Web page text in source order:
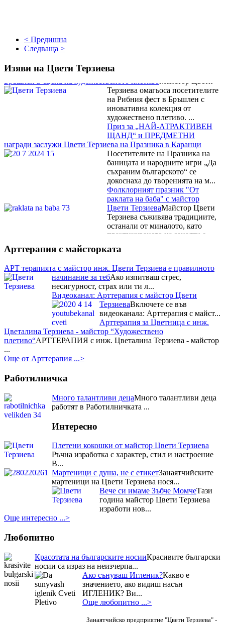
< Предишна
Следваща >
Изяви на Цвети Терзиевапревърна Рибния фест в
Бръшлен в сцена на художественото плетиво
Терзиева омагьоса посетителите
на Рибния фест в Бръшлен с
иновативна колекция от
художествено плетиво. ...
Приз за „НАЙ-АТРАКТИВЕН
ЩАНД“ и ПРЕДМЕТНИ
награди заслужи Цвети Терзиева на Празника в Каранци
Посетителите на Празника на
баницата и народните игри „Да
съхраним българското“ се
докоснаха до творенията на м...
Фолклорният празник "От
раклата на баба" с майстор
Цвети ТерзиеваМайстор Цвети
Терзиева съживява традициите,
останали от миналото, като
практикуването на занаяти е
Рибните изкушения на
майстор Цвети Терзиева
майсторски да премята
плетивата Цвети Терзиева е
готова да експериментира с
всякакви вкусове и рецепти. Тя
бе н...
Националният събор на овцевъдите в България и майстор
Цвети ТерзиеваЗапомнящо се
преживявание с майстор Цвети
Терзиева за почитателите на
от Празника на захарната метла и маджуна
кулинария и занаяти, както и за
успешно възраждане на
майстор Цвети Терзиева
Отрупаната трапеза с домашно
място в Кулинарния конкурс –
"Ястия от чесън" на Пра...
Приз за най-красив щанд за
Цвети Терзиева на Първия
национален „Фестивал на ореха”Журито в състав -
Арттерапия с майсторката
АРТ терапията с майстор инж. Цвети Терзиева е правилното
начинание за тебАко изпитваш стрес,
несигурност, страх или ти л...
Видеоканал: Арттерапия с майстор Цвети
ТерзиеваВключете се във
видеоканала: Арттерапия с майст...
Арттерапия за Цветница с инж.
Цветалина Терзиева - майстор “Художествено
плетиво“АРТТЕРАПИЯ с инж. Цветалина Терзиева - майстор
...
Още от Арттерапия ...>
Работилничка
Много талантливи децаМного талантливи деца
работят в Работилничката ...
Интересно
Плетени кокошки от майстор Цвети Терзиева
Ръчна изработка с характер, стил и настроение
В...
Мартеници с душа, не с етикетЗанаятчийските
мартеници на Цвети Терзиева нося...
Вече си имаме Зъбче МомчеТази
година майстор Цвети Терзиева
изработи нов...
Още интересно ...>
Любопитно
Красотата на българските носииКрасивите български
носии са израз на неизчерпа...
Ако сънуваш Игленик?Какво е
значението, ако видиш насън
ИГЛЕНИК? Ви...
Още любопитно ...>
Занаятчийско предприятие "Цвети Терзиева" -